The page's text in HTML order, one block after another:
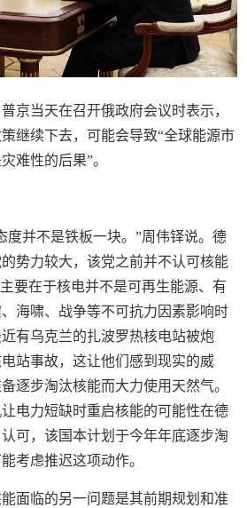
普京当天在召开俄政府会议时表示，
继续下去，可能会导致“全球能源市
难性的后果”。
度并不是铁板一块。”周伟铎说。德
势力较大，该党之前并不认可核能
要在于核电并不是可再生能源、有
海啸、战争等不可抗力因素影响时
有乌克兰的扎波罗热核电站被炮
站事故，这让他们感到现实的威
逐步淘汰核能而大力使用天然气。
电力短缺时重启核能的可能性在德
可，该国本计划于今年年底逐步淘
考虑推迟这项动作。
面临的另一问题是其前期规划和准